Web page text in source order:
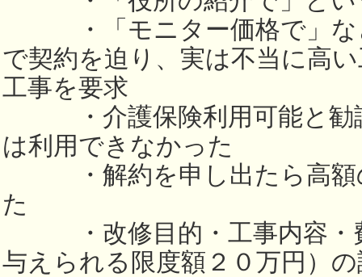
・「モニター価格で」な
で契約を迫り、実は不当に高
工事を要求
・介護保険利用可能と勧
は利用できなかった
・解約を申し出たら高額
た
・改修目的・工事内容・
与えられる限度額２０万円）